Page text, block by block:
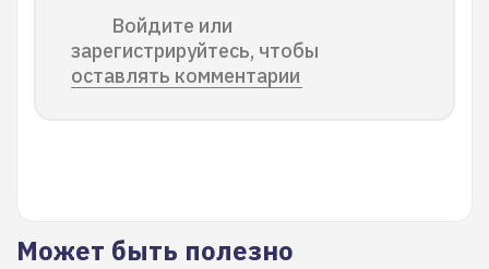
Войдите или
зарегистрируйтесь, чтобы
оставлять комментарии
Может быть полезно